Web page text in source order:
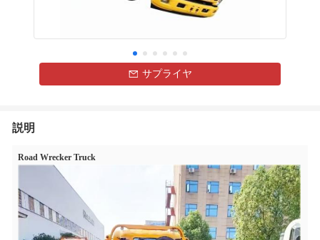
サプライヤ
説明
Road Wrecker Truck